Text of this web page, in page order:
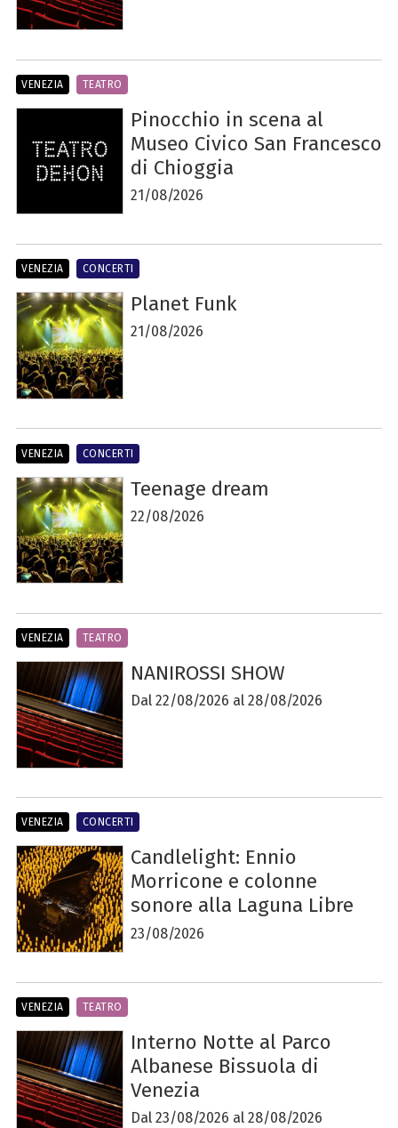
Pinocchio in scena al
Museo Civico San Francesco
di Chioggia
21/08/2026
VENEZIA TEATRO
Planet Funk
21/08/2026
VENEZIA CONCERTI
Teenage dream
22/08/2026
VENEZIA CONCERTI
NANIROSSI SHOW
Dal 22/08/2026 al 28/08/2026
VENEZIA TEATRO
Candlelight: Ennio
Morricone e colonne
sonore alla Laguna Libre
23/08/2026
VENEZIA CONCERTI
Interno Notte al Parco
Albanese Bissuola di
Venezia
Dal 23/08/2026 al 28/08/2026
VENEZIA TEATRO